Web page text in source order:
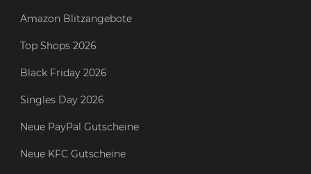
Amazon Blitzangebote
Top Shops 2026
Black Friday 2026
Singles Day 2026
Neue PayPal Gutscheine
Neue KFC Gutscheine